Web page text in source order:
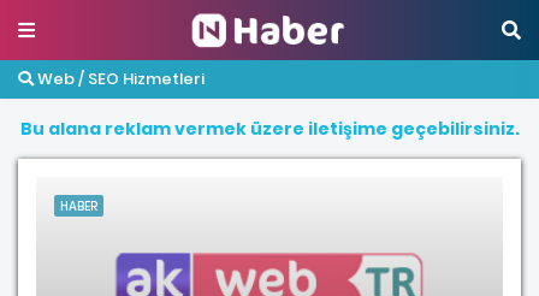
Web / SEO Hizmetleri
Bu alana reklamvermek üzere iletişime geçebilirsiniz.
HABER